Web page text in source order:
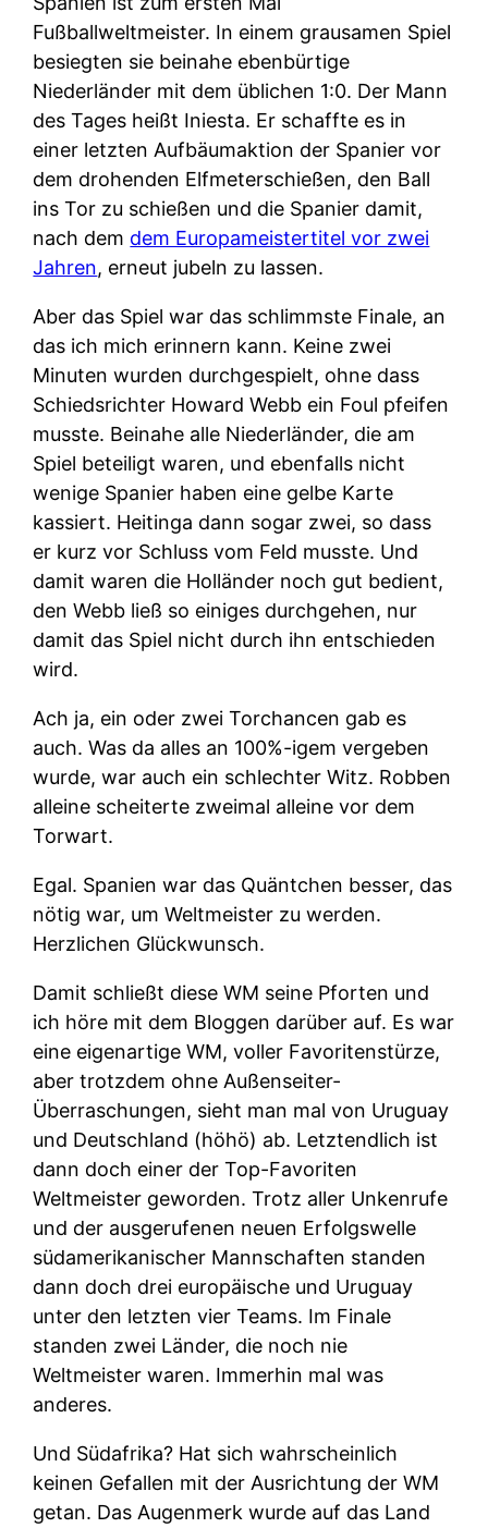
Fußballweltmeister. In einem grausamen Spiel
besiegten sie beinahe ebenbürtige
Niederländer mit dem üblichen 1:0. Der Mann
des Tages heißt Iniesta. Er schaffte es in
einer letzten Aufbäumaktion der Spanier vor
dem drohenden Elfmeterschießen, den Ball
ins Tor zu schießen und die Spanier damit,
nach dem dem Europameistertitel vor zwei
Jahren, erneut jubeln zu lassen.
Aber das Spiel war das schlimmste Finale, an
das ich mich erinnern kann. Keine zwei
Minuten wurden durchgespielt, ohne dass
Schiedsrichter Howard Webb ein Foul pfeifen
musste. Beinahe alle Niederländer, die am
Spiel beteiligt waren, und ebenfalls nicht
wenige Spanier haben eine gelbe Karte
kassiert. Heitinga dann sogar zwei, so dass
er kurz vor Schluss vom Feld musste. Und
damit waren die Holländer noch gut bedient,
den Webb ließ so einiges durchgehen, nur
damit das Spiel nicht durch ihn entschieden
wird.
Ach ja, ein oder zwei Torchancen gab es
auch. Was da alles an 100%-igem vergeben
wurde, war auch ein schlechter Witz. Robben
alleine scheiterte zweimal alleine vor dem
Torwart.
Egal. Spanien war das Quäntchen besser, das
nötig war, um Weltmeister zu werden.
Herzlichen Glückwunsch.
Damit schließt diese WM seine Pforten und
ich höre mit dem Bloggen darüber auf. Es war
eine eigenartige WM, voller Favoritenstürze,
aber trotzdem ohne Außenseiter-
Überraschungen, sieht man mal von Uruguay
und Deutschland (höhö) ab. Letztendlich ist
dann doch einer der Top-Favoriten
Weltmeister geworden. Trotz aller Unkenrufe
und der ausgerufenen neuen Erfolgswelle
südamerikanischer Mannschaften standen
dann doch drei europäische und Uruguay
unter den letzten vier Teams. Im Finale
standen zwei Länder, die noch nie
Weltmeister waren. Immerhin mal was
anderes.
Und Südafrika? Hat sich wahrscheinlich
keinen Gefallen mit der Ausrichtung der WM
getan. Das Augenmerk wurde auf das Land